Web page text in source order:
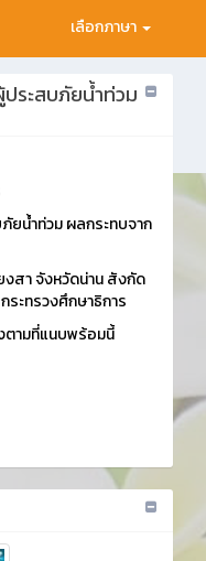
เลือกภาษา
ระสบภัยน้ำท่วม
ยน้ำท่วม ผลกระทบจาก
งสา จังหวัดน่าน สังกัด
ระทรวงศึกษาธิการ
ตามที่แนบพร้อมนี้